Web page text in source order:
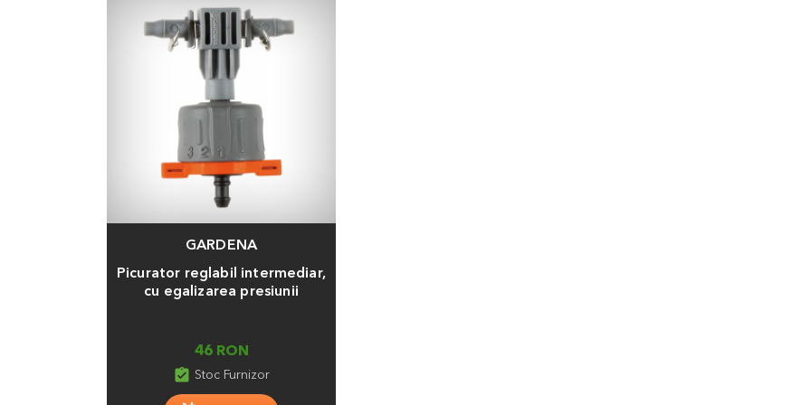
GARDENA
Picurator reglabil intermediar,
cu egalizarea presiunii
46 RON
assignment_turned_in Stoc Furnizor